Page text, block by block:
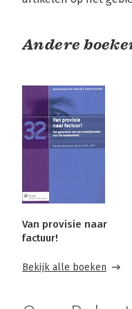
Andere
Van provisie naar
factuur!
Bekijk alle boeken